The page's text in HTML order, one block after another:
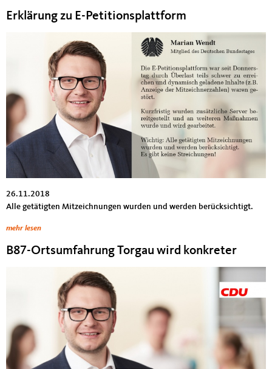
Erklärung zu E-Petitionsplattform
26.11.2018
Alle getätigten Mitzeichnungen wurden und werden berücksichtigt.
mehr lesen
B87-Ortsumfahrung Torgau wird konkreter